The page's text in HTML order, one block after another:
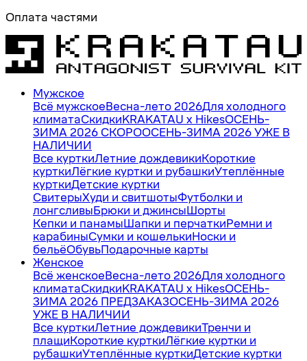
Оплата частями
Мужское
Всё мужскоеВесна-лето 2026Для холодного
климатаСкидкиKRAKATAU x HikesОСЕНЬ-
ЗИМА 2026 СКОРООСЕНЬ-ЗИМА 2026 УЖЕ В
НАЛИЧИИ
Все курткиЛетние дождевикиКороткие
курткиЛёгкие куртки и рубашкиУтеплённые
курткиДетские куртки
СвитерыХуди и свитшотыФутболки и
лонгсливыБрюки и джинсыШорты
Кепки и панамыШапки и перчаткиРемни и
карабиныСумки и кошелькиНоски и
бельёОбувьПодарочные карты
Женское
Всё женскоеВесна-лето 2026Для холодного
климатаСкидкиKRAKATAU x HikesОСЕНЬ-
ЗИМА 2026 ПРЕДЗАКАЗОСЕНЬ-ЗИМА 2026
УЖЕ В НАЛИЧИИ
Все курткиЛетние дождевикиТренчи и
плащиКороткие курткиЛёгкие куртки и
рубашкиУтеплённые курткиДетские куртки